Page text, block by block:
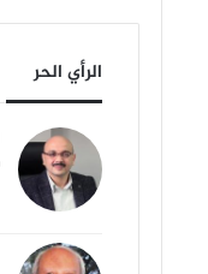
الرأي الحر